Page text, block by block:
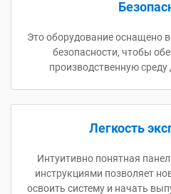
Это оборудование оснащено
безопасности, чтобы
производственную среду
Легкость
Интуитивно понятная
инструкциями позволяет
освоить систему и начать